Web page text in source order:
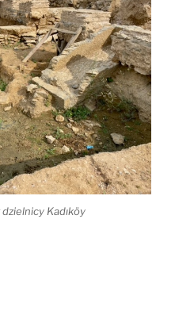
Kadıköy